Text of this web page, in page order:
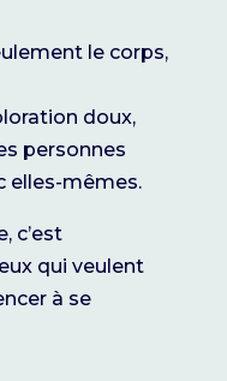
le corps,
doux,
personnes
elles-mêmes.
c’est
qui veulent
à se